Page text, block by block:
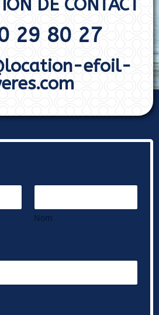
DE CONTACT
29 80 27
efoil-
Nom